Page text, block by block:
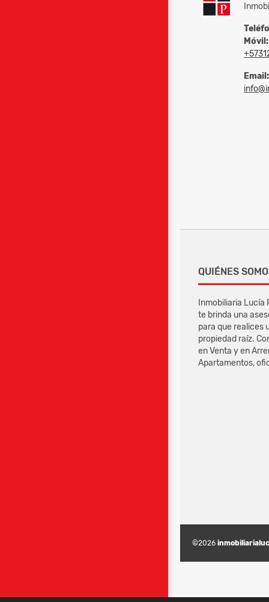
Móvil:
Email:
QUIÉNES
Inmobiliaria Lucía
te brinda una
para que realices
propiedad raíz.
en Venta y en
Apartamentos,
©2026